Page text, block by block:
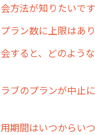
方法が知りたいです
ラン数に上限はあ
すると、どのよう
ブのプランが中止
期間はいつからい